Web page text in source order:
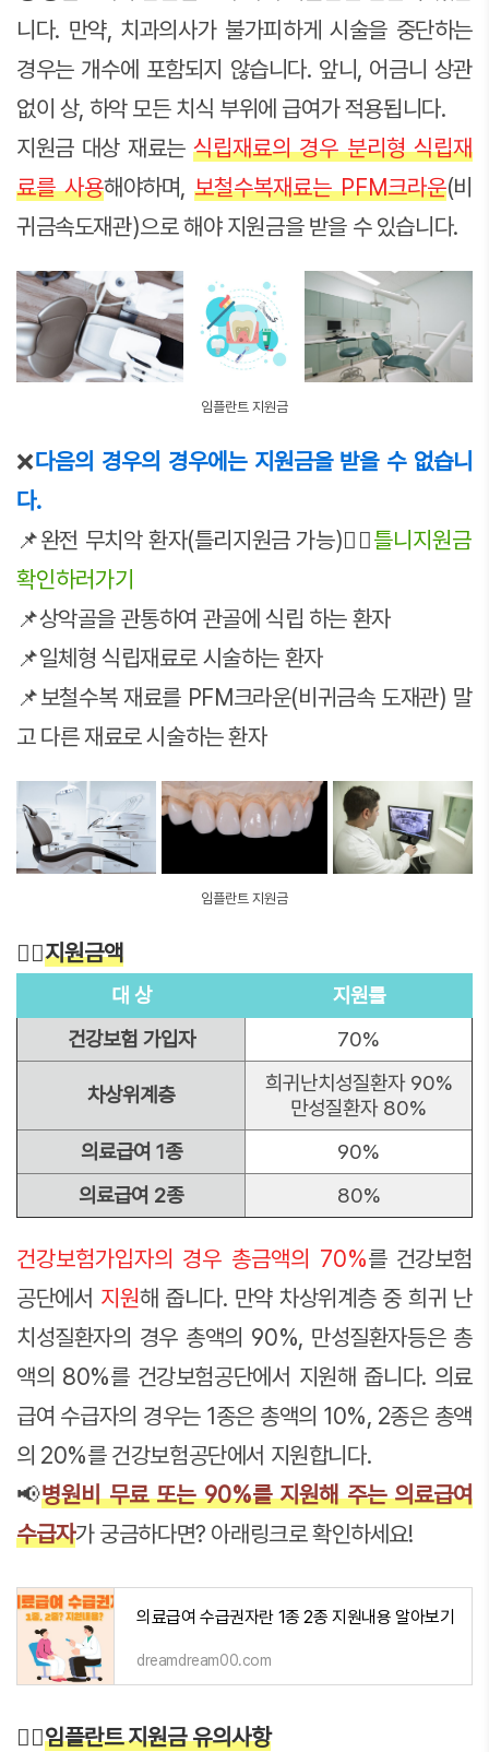
니다. 만약, 치과의사가 불가피하게 시술을 중단하는
경우는 개수에 포함되지 않습니다. 앞니, 어금니 상관
없이 상, 하악 모든 치식 부위에 급여가 적용됩니다.
지원금 대상 재료는 식립재료의 경우 분리형 식립재
료를 사용해야하며, 보철수복재료는 PFM크라운(비
귀금속도재관)으로 해야 지원금을 받을 수 있습니다.
임플란트 지원금
❌다음의 경우의 경우에는 지원금을 받을 수 없습니
다.
📌완전 무치악 환자(틀리지원금 가능)👉🏻틀니지원금
확인하러가기
📌상악골을 관통하여 관골에 식립 하는 환자
📌일체형 식립재료로 시술하는 환자
📌보철수복 재료를 PFM크라운(비귀금속 도재관) 말
고 다른 재료로 시술하는 환자
임플란트 지원금
👉🏻지원금액
대 상
지원률
건강보험 가입자
70%
차상위계층
희귀난치성질환자 90%
만성질환자 80%
의료급여 1종
90%
의료급여 2종
80%
건강보험가입자의 경우 총금액의 70%를 건강보험
공단에서 지원해 줍니다. 만약 차상위계층 중 희귀 난
치성질환자의 경우 총액의 90%, 만성질환자등은 총
액의 80%를 건강보험공단에서 지원해 줍니다. 의료
급여 수급자의 경우는 1종은 총액의 10%, 2종은 총액
의 20%를 건강보험공단에서 지원합니다.
📢병원비 무료 또는 90%를 지원해 주는 의료급여
수급자가 궁금하다면? 아래링크로 확인하세요!
의료급여 수급권자란 1종 2종 지원내용 알아보기
dreamdream00.com
👉🏻임플란트 지원금 유의사항